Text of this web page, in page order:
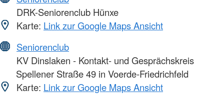
DRK-Seniorenclub Hünxe
Karte: Link zur Google Maps Ansicht
Seniorenclub
KV Dinslaken - Kontakt- und Gesprächskreis
Spellener Straße 49 in Voerde-Friedrichfeld
Karte: Link zur Google Maps Ansicht